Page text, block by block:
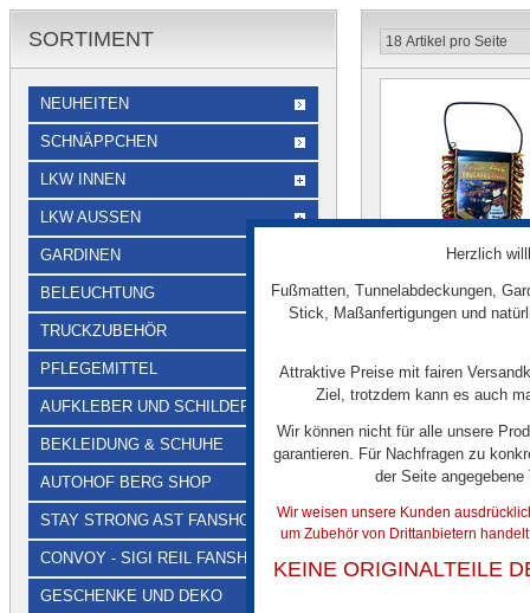
Fan-Wimpel
€ 5,00
SORTIMENT
NEUHEITEN
SCHNÄPPCHEN
LKW INNEN
LKW AUSSEN
GARDINEN
BELEUCHTUNG
TRUCKZUBEHÖR
PFLEGEMITTEL
AUFKLEBER UND SCHILDER
BEKLEIDUNG & SCHUHE
AUTOHOF BERG SHOP
STAY STRONG AST FANSHOP
CONVOY - SIGI REIL FANSHOP
GESCHENKE UND DEKO
Herzlich
Fußmatten, Tunnelabdeckungen,
Stick, Maßanfertigungen und
Attraktive Preise mit fairen
Ziel, trotzdem kann es auch
Wir können nicht für alle unsere
garantieren. Für Nachfragen zu
der Seite
Wir weisen unsere Kunden
um Zubehör von Drittanbietern
KEINE ORIGINALTEILE